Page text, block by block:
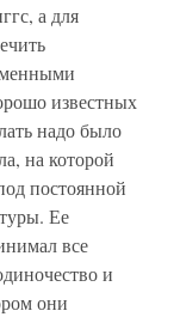
а для
известных
надо было
на которой
постоянной
Ее
все
и
они